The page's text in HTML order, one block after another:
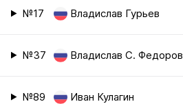
№17 Владислав Гурьев
№37 Владислав С. Федоров
№89 Иван Кулагин